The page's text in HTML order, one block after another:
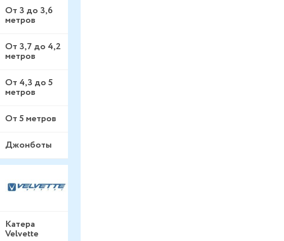
От 3 до 3,6
метров
От 3,7 до 4,2
метров
От 4,3 до 5
метров
От 5 метров
Джонботы
Катера
Velvette